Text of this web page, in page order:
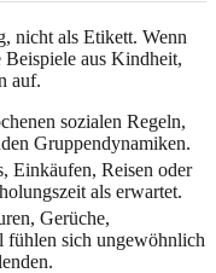
nicht als Etikett. Wenn
Beispiele aus Kindheit,
auf.
sozialen Regeln,
Gruppendynamiken.
Einkäufen, Reisen oder
als erwartet.
Gerüche,
fühlen sich ungewöhnlich